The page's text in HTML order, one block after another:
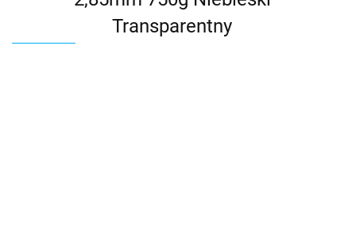
Transparentny